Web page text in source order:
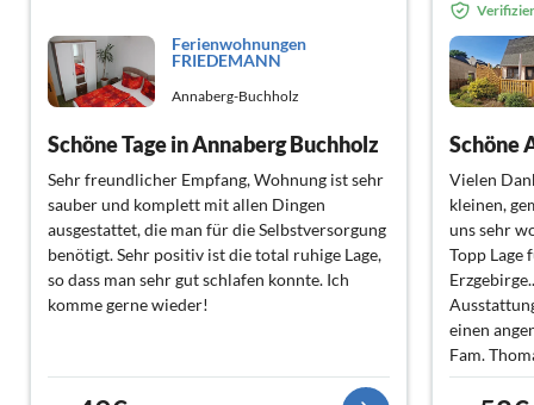
Ferienwohnungen
FRIEDEMANN
Annaberg-Buchholz
Schöne Tage in Annaberg Buchholz
Sehr freundlicher Empfang, Wohnung ist sehr
sauber und komplett mit allen Dingen
ausgestattet, die man für die Selbstversorgung
benötigt. Sehr positiv ist die total ruhige Lage,
so dass man sehr gut schlafen konnte. Ich
komme gerne wieder!
Schöne
Vielen
kleinen,
uns sehr
Topp Lage
einen
Fam.